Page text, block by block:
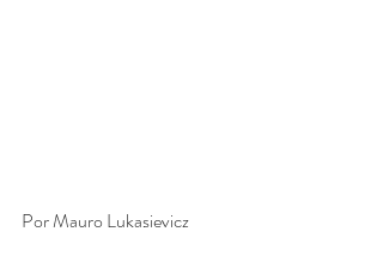
Por Mauro Lukasievicz